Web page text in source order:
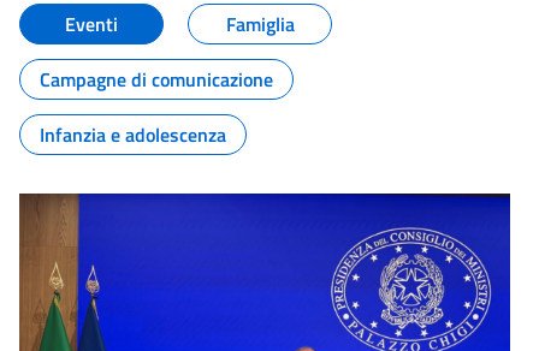
Eventi
Famiglia
Campagne di comunicazione
Infanzia e adolescenza